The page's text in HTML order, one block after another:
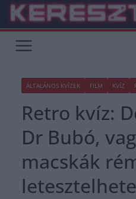
Skip
content
ÁLTALÁNOS KVÍZEK FILM KVÍZ
Retro kvíz:
Dr Bubó,
macskák